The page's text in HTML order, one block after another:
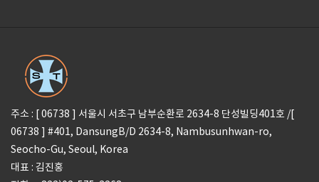
주소 : [ 06738 ] 서울시 서초구 남부순환로 2634-8 단성빌딩401호 /[
06738 ] #401, DansungB/D 2634-8, Nambusunhwan-ro,
Seocho-Gu, Seoul, Korea
대표 : 김진홍